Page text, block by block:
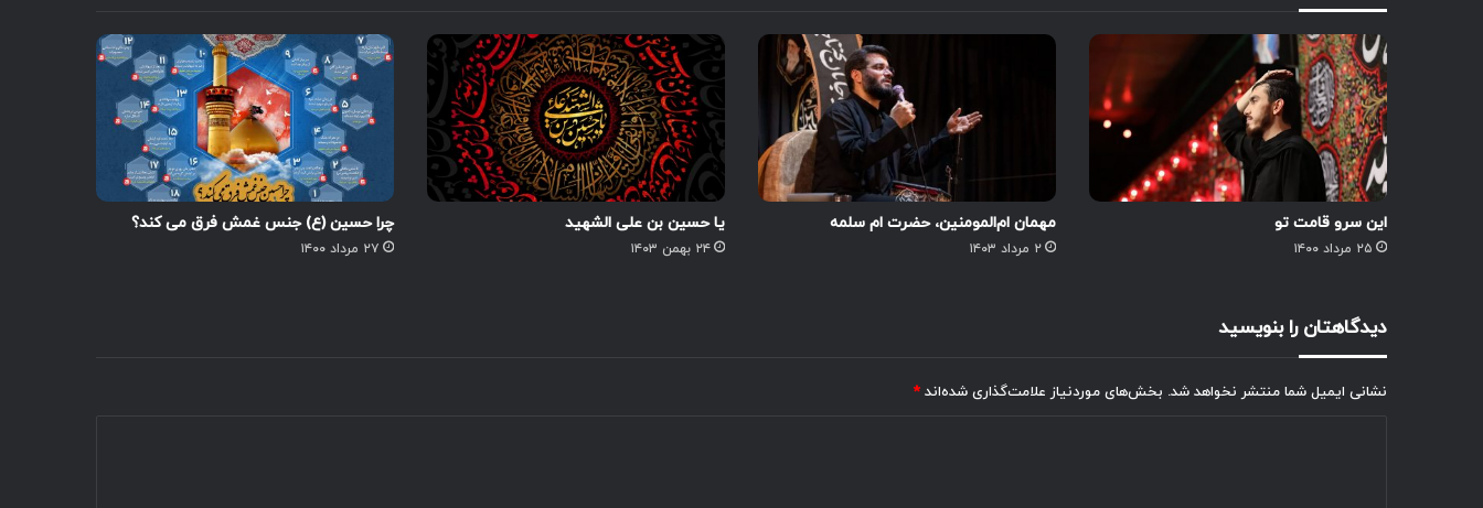
این سرو قامت تو
۲۵ مرداد ۱۴۰۰
مهمان ام‌المومنین، حضرت ام سلمه
۲ مرداد ۱۴۰۳
یا حسین بن علی الشهید
۲۴ بهمن ۱۴۰۳
چرا حسین (ع) جنس غمش فرق می کند؟
۲۷ مرداد ۱۴۰۰
دیدگاهتان را بنویسید
نشانی ایمیل شما منتشر نخواهد شد. بخش‌های موردنیاز علامت‌گذاری شده‌اند *